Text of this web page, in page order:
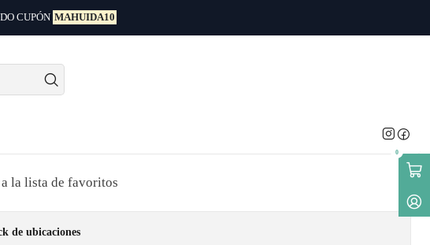
0
CUPÓN MAHUIDA10
De Flor
Planta Bulbo De
la lista de favoritos
de ubicaciones